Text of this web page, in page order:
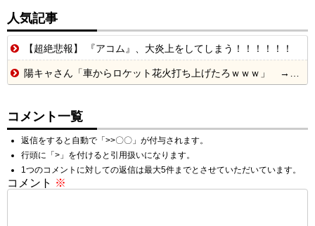
人気記事
【超絶悲報】 『アコム』、大炎上をしてしまう！！！！！！
陽キャさん「車からロケット花火打ち上げたろｗｗｗ」 → サンルーフが閉まっていて無事車内に発射
コメント一覧
返信をすると自動で「>>〇〇」が付与されます。
行頭に「>」を付けると引用扱いになります。
1つのコメントに対しての返信は最大5件までとさせていただいています。
コメント ※